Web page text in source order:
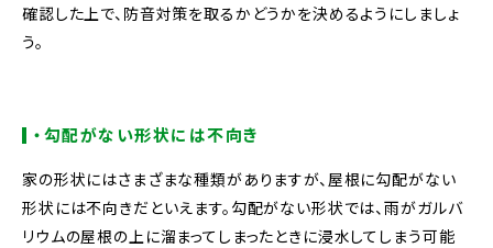
確認した上で、防音対策を取るかどうかを決めるようにしましょ
う。
・勾配がない形状には不向き
家の形状にはさまざまな種類がありますが、屋根に勾配がない
形状には不向きだといえます。勾配がない形状では、雨がガルバ
リウムの屋根の上に溜まってしまったときに浸水してしまう可能